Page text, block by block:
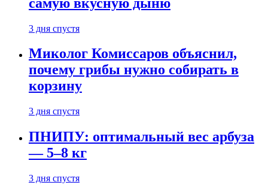
3 дня спустя
Миколог Комиссаров объяснил,
почему грибы нужно собирать в
корзину
3 дня спустя
ПНИПУ: оптимальный вес арбуза
— 5–8 кг
3 дня спустя